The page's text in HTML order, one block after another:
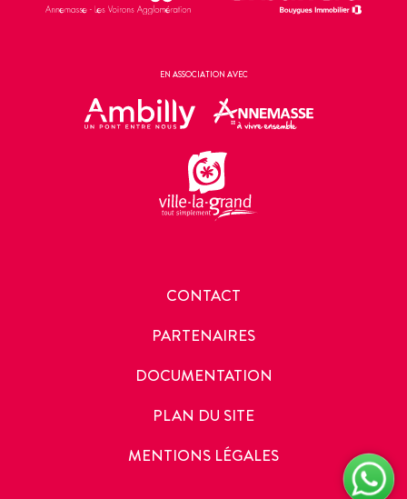
EN ASSOCIATION AVEC
CONTACT
PARTENAIRES
DOCUMENTATION
PLAN DU SITE
MENTIONS LÉGALES